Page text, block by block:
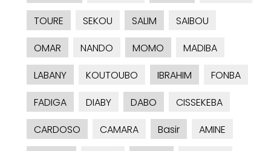
TOURE
SEKOU SALIM
SAIBOU
OMAR
NANDO MOMO
MADIBA
LABANY
KOUTOUBO IBRAHIM
FONBA
FADIGA
DIABY DABO
CISSEKEBA
CARDOSO
CAMARA Basir
AMINE